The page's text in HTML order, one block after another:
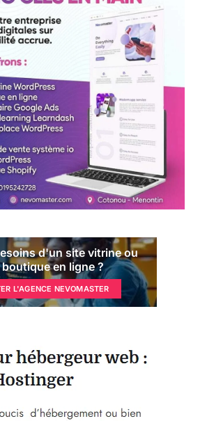
d'un site vitrine ou
en ligne ?
L'AGENCE NEVOMASTER